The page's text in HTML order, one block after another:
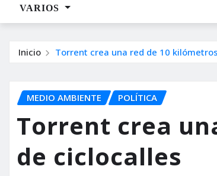
VARIOS
Inicio Torrent crea una red de 10
MEDIO AMBIENTE POLÍTICA
Torrent crea
de ciclocalles